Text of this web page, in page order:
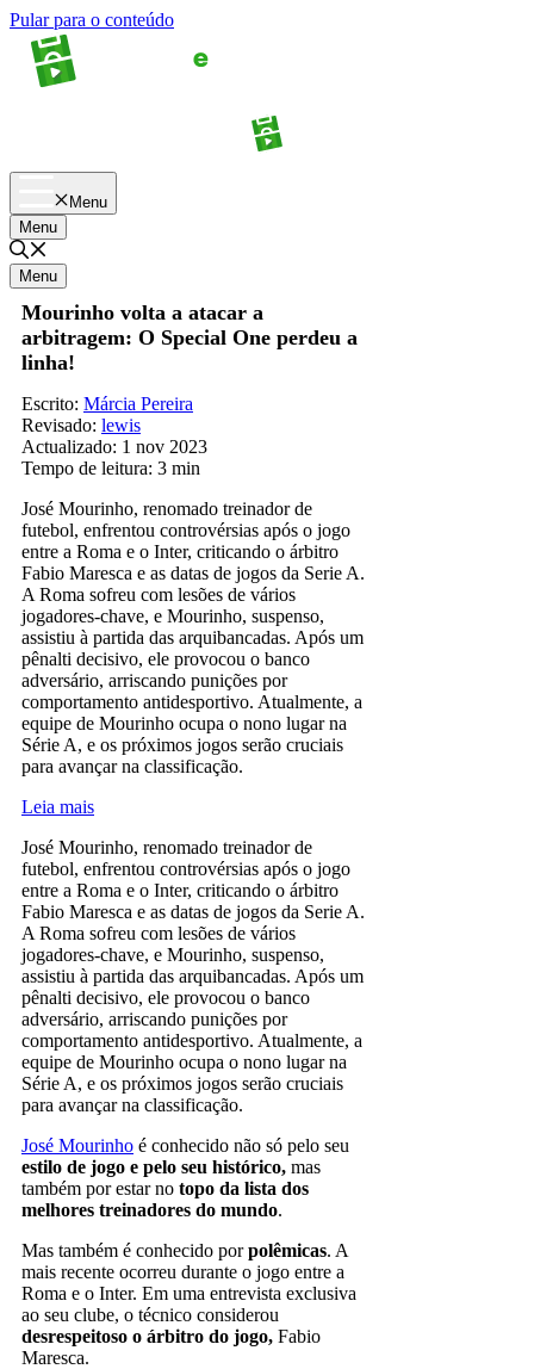
Pular para o conteúdo
Menu
Menu
Menu
Mourinho volta a atacar a
arbitragem: O Special One perdeu a
linha!
Escrito: Márcia Pereira
Revisado: lewis
Actualizado: 1 nov 2023
Tempo de leitura: 3 min
José Mourinho, renomado treinador de
futebol, enfrentou controvérsias após o jogo
entre a Roma e o Inter, criticando o árbitro
Fabio Maresca e as datas de jogos da Serie A.
A Roma sofreu com lesões de vários
jogadores-chave, e Mourinho, suspenso,
assistiu à partida das arquibancadas. Após um
pênalti decisivo, ele provocou o banco
adversário, arriscando punições por
comportamento antidesportivo. Atualmente, a
equipe de Mourinho ocupa o nono lugar na
Série A, e os próximos jogos serão cruciais
para avançar na classificação.
Leia mais
José Mourinho, renomado treinador de
futebol, enfrentou controvérsias após o jogo
entre a Roma e o Inter, criticando o árbitro
Fabio Maresca e as datas de jogos da Serie A.
A Roma sofreu com lesões de vários
jogadores-chave, e Mourinho, suspenso,
assistiu à partida das arquibancadas. Após um
pênalti decisivo, ele provocou o banco
adversário, arriscando punições por
comportamento antidesportivo. Atualmente, a
equipe de Mourinho ocupa o nono lugar na
Série A, e os próximos jogos serão cruciais
para avançar na classificação.
José Mourinho é conhecido não só pelo seu
estilo de jogo e pelo seu histórico, mas
também por estar no topo da lista dos
melhores treinadores do mundo.
Mas também é conhecido porpolêmicas. A
mais recente ocorreu durante o jogo entre a
Roma e o Inter. Em uma entrevista exclusiva
ao seu clube, o técnico considerou
desrespeitoso o árbitro do jogo, Fabio
Maresca.